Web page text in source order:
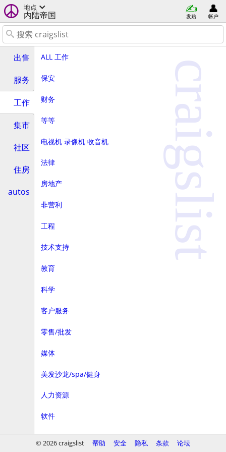
地点
内陆帝国 发贴 帐户
出售
服务
工作
集市
社区
住房
autos
ALL 工作
保安
财务
等等
电视机 录像机 收音机
法律
房地产
非营利
工程
技术支持
教育
科学
客户服务
零售/批发
媒体
美发沙龙/spa/健身
人力资源
软件
商务
craigslist
© 2026 craigslist 帮助 安全 隐私 条款 论坛